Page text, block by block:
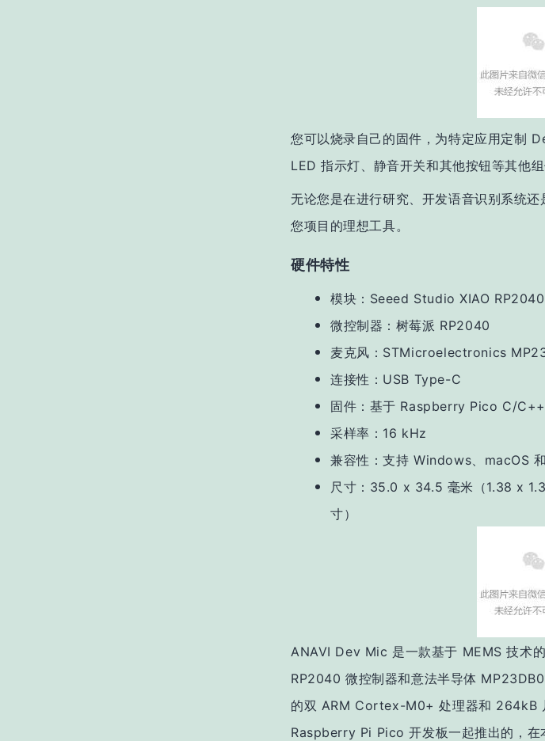
您可以烧录自己的固件，为特定应用定制
LED 指示灯、静音开关和其他按钮等其他组
无论您是在进行研究、开发语音识别系统
您项目的理想工具。
硬件特性
模块：Seeed Studio XIAO RP2040
微控制器：树莓派 RP2040
麦克风：STMicroelectronics
连接性：USB Type-C
固件：基于 Raspberry Pico C/
采样率：16 kHz
兼容性：支持 Windows、macOS
尺寸：35.0 x 34.5 毫米（1.38 x
寸）
ANAVI Dev Mic 是一款基于 MEMS 技术
RP2040 微控制器和意法半导体
的双 ARM Cortex-M0+ 处理器和 264kB
Raspberry Pi Pico 开发板一起推出的，